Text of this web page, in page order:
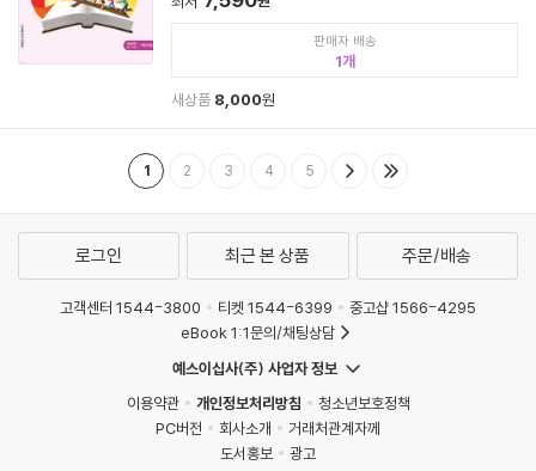
판매자 배송
1
새상품 8,000원
1 2 3 4 5
로그인 최근 본 상품 주문/배송
고객센터 1544-3800 티켓 1544-6399
중고샵 1566-4295
eBook 1:1문의/채팅상담
예스이십사(주) 사업자 정보
이용약관
개인정보처리방침
청소년보호정책
PC버전
회사소개
거래처관계자께
도서홍보
광고